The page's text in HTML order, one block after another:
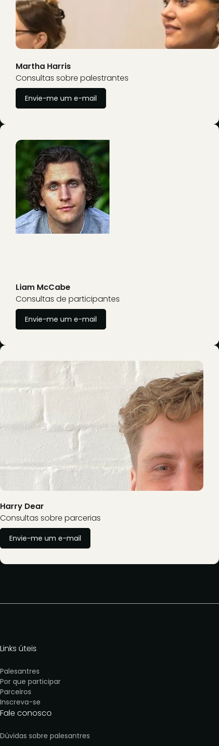
Martha Harris
Consultas sobre palestrantes
Envie-me um e-mail
Liam McCabe
Consultas de participantes
Envie-me um e-mail
Harry Dear
Consultas sobre parcerias
Envie-me um e-mail
Links úteis
Palesantres
Por que participar
Parceiros
Inscreva-se
Fale conosco
Dúvidas sobre palesantres